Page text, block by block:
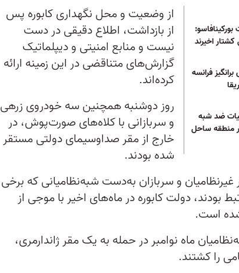
اخیرند
فرانسه
ضد شبه
منطقه ساحل
از وضعیت و محل نگهداری کابوره پس
از بازداشت، اطلاع دقیقی در دست
نیست و منابع امنیتی و دیپلماتیک
گزارش‌های متناقضی در این زمینه ارائه
کرده‌اند.
روز دوشنبه همچنین سه خودروی زرهی
و سربازانی با کلاه‌های صورت‌پوش، در
خارج از مقر صدا‌وسیمای دولتی مستقر
شده بودند.
و سربازان به‌دست شبه‌نظامیانی که برخی
بودند، دولت کابوره در ماه‌های اخیر با موجی از
است.
ماه نوامبر در حمله به یک مقر ژاندارمری،